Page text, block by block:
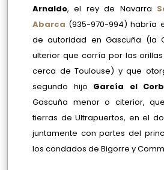
Arnaldo, el rey de Navarra
Abarca (935-970-994) habría
de autoridad en Gascuña (la
ulterior que corría por las
cerca de Toulouse) y que
segundo hijo García el
Gascuña menor o citerior,
tierras de Ultrapuertos, en el
juntamente con partes del
los condados de Bigorre y